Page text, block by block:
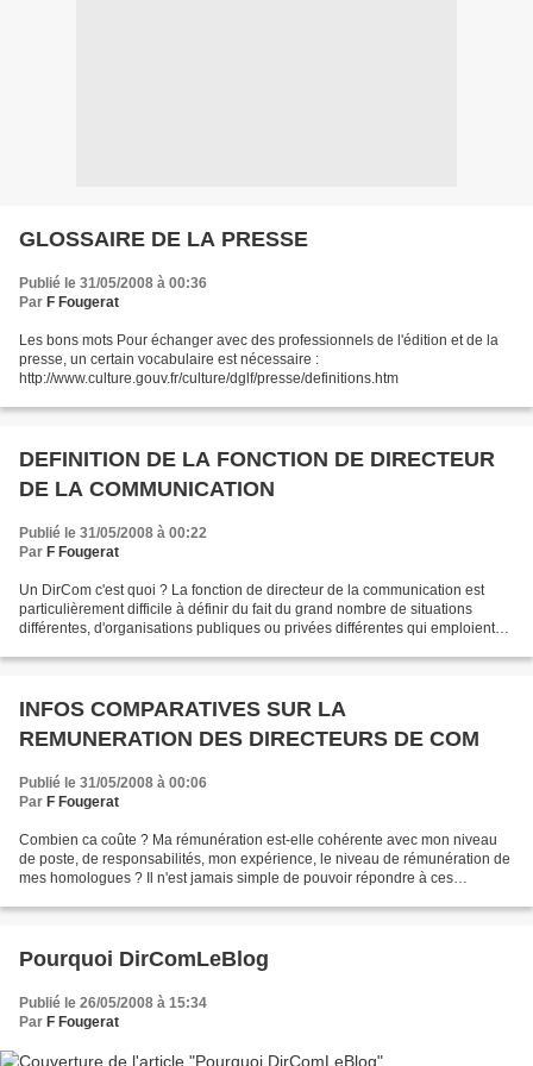
GLOSSAIRE DE LA PRESSE
Publié le 31/05/2008 à 00:36
Par F Fougerat
Les bons mots Pour échanger avec des professionnels de l'édition et de la
presse, un certain vocabulaire est nécessaire :
http://www.culture.gouv.fr/culture/dglf/presse/definitions.htm
DEFINITION DE LA FONCTION DE DIRECTEUR
DE LA COMMUNICATION
Publié le 31/05/2008 à 00:22
Par F Fougerat
Un DirCom c'est quoi ? La fonction de directeur de la communication est
particulièrement difficile à définir du fait du grand nombre de situations
différentes, d'organisations publiques ou privées différentes qui emploient
INFOS COMPARATIVES SUR LA
REMUNERATION DES DIRECTEURS DE COM
Publié le 31/05/2008 à 00:06
Par F Fougerat
Combien ca coûte ? Ma rémunération est-elle cohérente avec mon niveau
de poste, de responsabilités, mon expérience, le niveau de rémunération de
mes homologues ? Il n'est jamais simple de pouvoir répondre à ces
Pourquoi DirComLeBlog
Publié le 26/05/2008 à 15:34
Par F Fougerat